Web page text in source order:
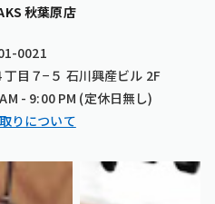
秋葉原店
0021
目７−５ 石川興産ビル 2F
- 9:00 PM (定休日無し)
りについて